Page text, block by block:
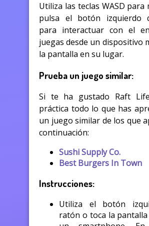
Utiliza las teclas WASD para
pulsa el botón izquierdo
para interactuar con el
juegas desde un dispositivo
la pantalla en su lugar.
Prueba un juego similar:
Si te ha gustado Raft
práctica todo lo que has
un juego similar de los que
continuación:
Sushi Supply Co.
Best Burgers In Town
Instrucciones:
Utiliza el botón
ratón o toca la